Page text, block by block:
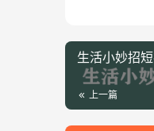
生活小妙招
上一篇